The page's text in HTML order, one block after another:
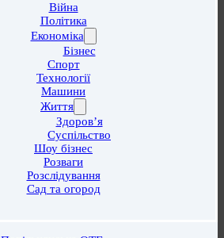
Війна
Політика
Економіка
Бізнес
Спорт
Технології
Машини
Життя
Здоров’я
Суспільство
Шоу бізнес
Розваги
Розслідування
Сад та огород